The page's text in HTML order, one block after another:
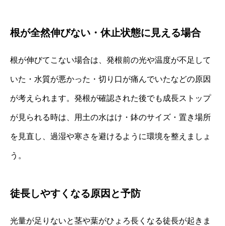
根が全然伸びない・休止状態に見える場合
根が伸びてこない場合は、発根前の光や温度が不足して
いた・水質が悪かった・切り口が痛んでいたなどの原因
が考えられます。発根が確認された後でも成長ストップ
が見られる時は、用土の水はけ・鉢のサイズ・置き場所
を見直し、過湿や寒さを避けるように環境を整えましょ
う。
徒長しやすくなる原因と予防
光量が足りないと茎や葉がひょろ長くなる徒長が起きま